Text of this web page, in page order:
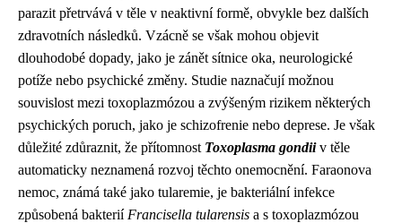
parazit přetrvává v těle v neaktivní formě, obvykle bez dalších
zdravotních následků. Vzácně se však mohou objevit
dlouhodobé dopady, jako je zánět sítnice oka, neurologické
potíže nebo psychické změny. Studie naznačují možnou
souvislost mezi toxoplazmózou a zvýšeným rizikem některých
psychických poruch, jako je schizofrenie nebo deprese. Je však
důležité zdůraznit, že přítomnost Toxoplasma gondiiv těle
automaticky neznamená rozvoj těchto onemocnění. Faraonova
nemoc, známá také jako tularemie, je bakteriální infekce
způsobená bakterií Francisella tularensis a s toxoplazmózou